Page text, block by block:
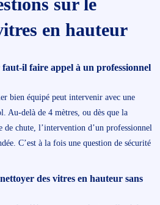
sur le
en hauteur
il faire appel à un professionnel
bien équipé peut intervenir avec une
Au-delà de 4 mètres, ou dès que la
de chute, l’intervention d’un professionnel
C’est à la fois une question de sécurité
des vitres en hauteur sans